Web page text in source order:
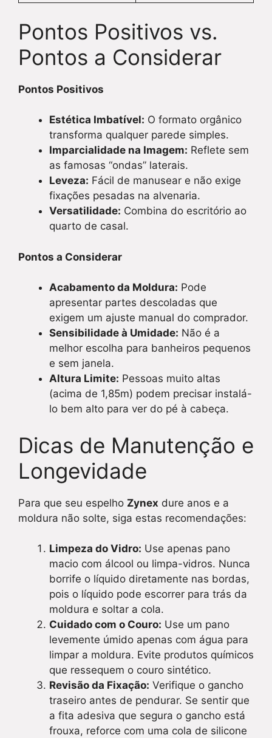
Pontos Positivos vs.
Pontos a Considerar
Pontos Positivos
Estética Imbatível: O formato orgânico
transforma qualquer parede simples.
Imparcialidade na Imagem: Reflete sem
as famosas “ondas” laterais.
Leveza: Fácil de manusear e não exige
fixações pesadas na alvenaria.
Versatilidade: Combina do escritório ao
quarto de casal.
Pontos a Considerar
Acabamento da Moldura: Pode
apresentar partes descoladas que
exigem um ajuste manual do comprador.
Sensibilidade à Umidade: Não é a
melhor escolha para banheiros pequenos
e sem janela.
Altura Limite: Pessoas muito altas
(acima de 1,85m) podem precisar instalá-
lo bem alto para ver do pé à cabeça.
Dicas de Manutenção e
Longevidade
Para que seu espelho Zynex dure anos e a
moldura não solte, siga estas recomendações:
Limpeza do Vidro: Use apenas pano
macio com álcool ou limpa-vidros. Nunca
borrife o líquido diretamente nas bordas,
pois o líquido pode escorrer para trás da
moldura e soltar a cola.
Cuidado com o Couro: Use um pano
levemente úmido apenas com água para
limpar a moldura. Evite produtos químicos
que ressequem o couro sintético.
Revisão da Fixação: Verifique o gancho
traseiro antes de pendurar. Se sentir que
a fita adesiva que segura o gancho está
frouxa, reforce com uma cola de silicone